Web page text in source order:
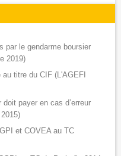
qui confieraient leur
n’engagera aucune
morale.Les adhérents qui
contractualisera
au tarif négocié
à nos membres.
des
cabinets d’avocats.
par le gendarme boursier
2019)
titre du CIF (L'AGEFI
payer en cas d’erreur
)
et COVEA au TC